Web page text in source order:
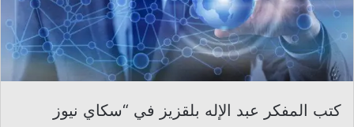
كتب المفكر عبد الإله بلقزيز في “سكاي نيوز